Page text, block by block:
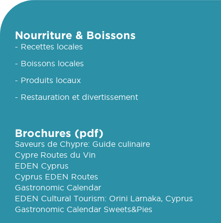
Nourriture & Boissons
- Recettes locales
- Boissons locales
- Produits locaux
- Restauration et divertissement
Brochures (pdf)
Saveurs de Chypre: Guide culinaire
Cypre Routes du Vin
EDEN Cyprus
Cyprus EDEN Routes
Gastronomic Calendar
EDEN Cultural Tourism: Orini Larnaka, Cyprus
Gastronomic Calendar Sweets&Pies